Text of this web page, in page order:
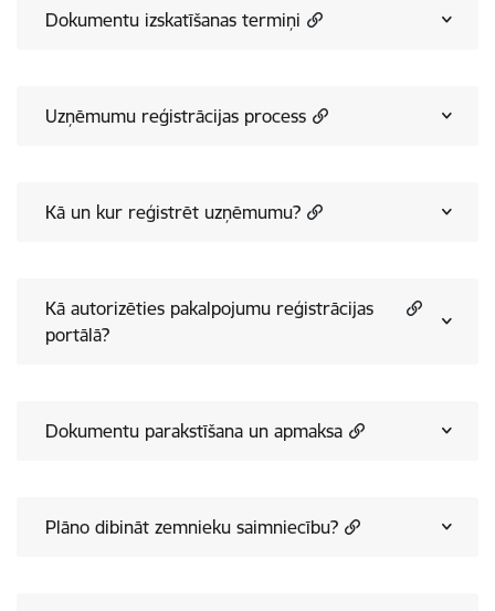
Dokumentu izskatīšanas termiņi
Uzņēmumu reģistrācijas process
Kā un kur reģistrēt uzņēmumu?
Kā autorizēties pakalpojumu reģistrācijas
portālā?
Dokumentu parakstīšana un apmaksa
Plāno dibināt zemnieku saimniecību?